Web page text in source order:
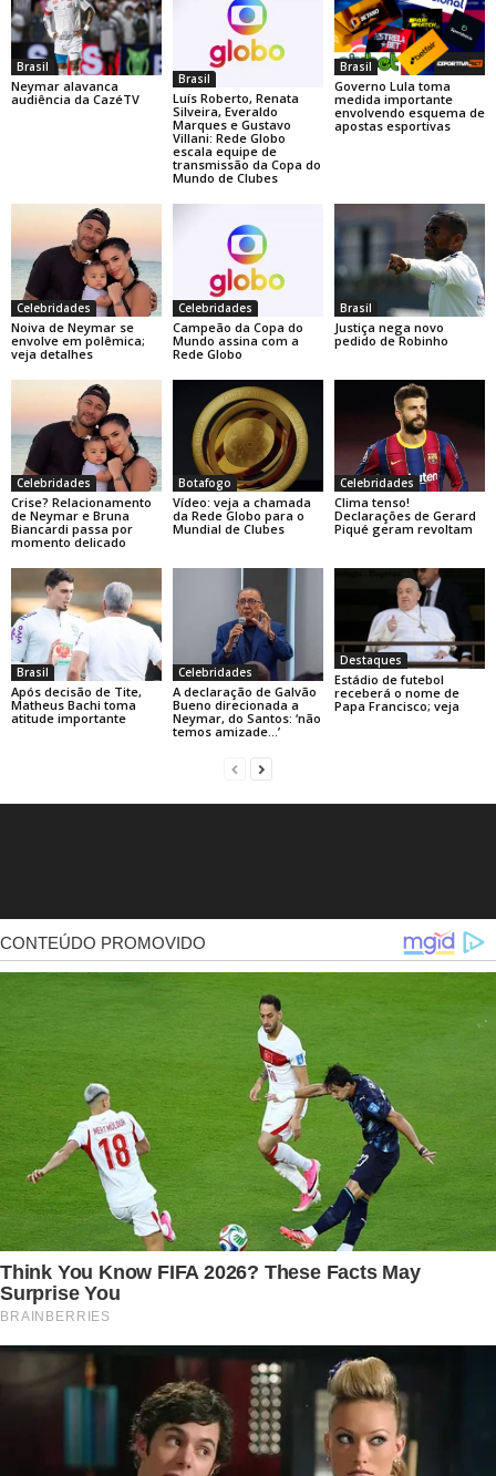
Brasil
Neymar alavanca
audiência da CazéTV
Brasil
Luís Roberto, Renata
Silveira, Everaldo
Marques e Gustavo
Villani: Rede Globo
escala equipe de
transmissão da Copa do
Mundo de Clubes
Brasil
Governo Lula toma
medida importante
envolvendo esquema de
apostas esportivas
Celebridades
Noiva de Neymar se
envolve em polêmica;
veja detalhes
Celebridades
Campeão da Copa do
Mundo assina com a
Rede Globo
Brasil
Justiça nega novo
pedido de Robinho
Celebridades
Crise? Relacionamento
de Neymar e Bruna
Biancardi passa por
momento delicado
Botafogo
Vídeo: veja a chamada
da Rede Globo para o
Mundial de Clubes
Celebridades
Clima tenso!
Declarações de Gerard
Piqué geram revoltam
Brasil
Após decisão de Tite,
Matheus Bachi toma
atitude importante
Celebridades
A declaração de Galvão
Bueno direcionada a
Neymar, do Santos: ‘não
temos amizade…’
Destaques
Estádio de futebol
receberá o nome de
Papa Francisco; veja